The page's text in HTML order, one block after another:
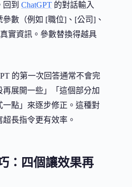
回到 ChatGPT 的對話輸入
數（例如 [職位]、[公司]、
實資訊。參數替換得越具
的第一次回答通常不會完
展開一些」「這個部分加
一點」來逐步修正。這種對
長指令更有效率。
：四個讓效果再